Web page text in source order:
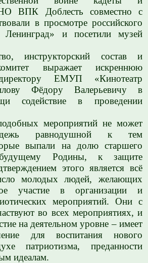
ВПК Доблесть совместно с
в просмотре российского
Ленинград» и посетили музей
инструкторский состав и
выражает искреннюю
директору ЕМУП «Кинотеатр
Фёдору Валерьевичу в
содействие в проведении
мероприятий не может
равнодушной к тем
выпали на долю старшего
Родины, к защите
этого является всё
молодых людей, желающих
участие в организации и
мероприятий. Они с
во всех мероприятиях, и
на деятельном уровне – имеет
для воспитания нового
патриотизма, преданности
идеалам.